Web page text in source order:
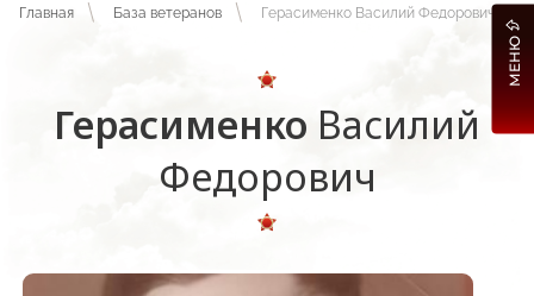
Главная База ветеранов Герасименко Василий Федорович
Герасименко Василий
Федорович
МЕНЮ